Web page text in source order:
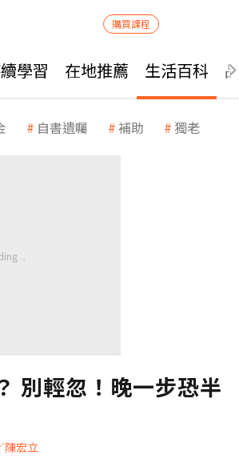
購買課程
學習 在地推薦 生活百科
自書遺囑 補助 獨老
別輕忽！晚一步恐半
陳宏立